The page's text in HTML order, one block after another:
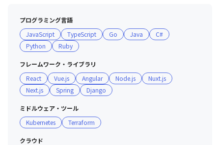
プログラミング言語
JavaScript
TypeScript Go Java
C#
Python
Ruby
フレームワーク・ライブラリ
React
Vue.js Angular Node.js
Nuxt.js
Next.js
Spring Django
ミドルウェア・ツール
Kubernetes
Terraform
クラウド